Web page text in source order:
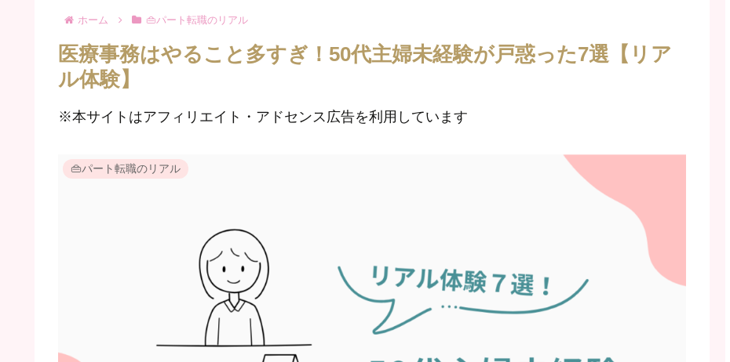
ホーム 👜パート転職のリアル
医療事務はやること多すぎ！50代主婦未経験が戸惑った7選【リア
ル体験】
※本サイトはアフィリエイト・アドセンス広告を利用しています
👜パート転職のリアル